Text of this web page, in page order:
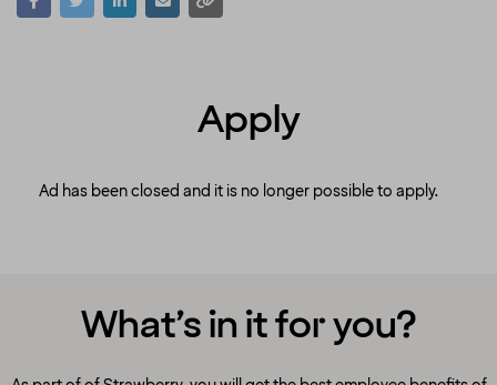
Apply
Ad has been closed and it is no longer possible to apply.
What’s in it for you?